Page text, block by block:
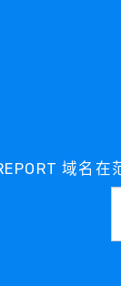
域名在